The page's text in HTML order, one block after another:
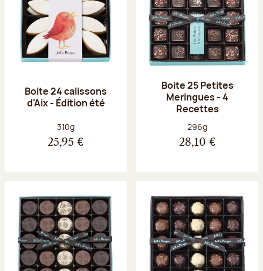
Boite 24 calissons
d'Aix - Édition été
Poids net :
310g
25,95 €
Boite 25 Petites
Meringues - 4
Recettes
Poids net :
296g
28,10 €